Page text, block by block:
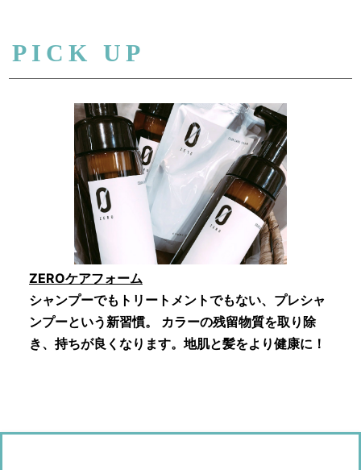
PICK UP
ZEROケアフォーム
シャンプーでもトリートメントでもない、プレシャ
ンプーという新習慣。 カラーの残留物質を取り除
き、持ちが良くなります。地肌と髪をより健康に！